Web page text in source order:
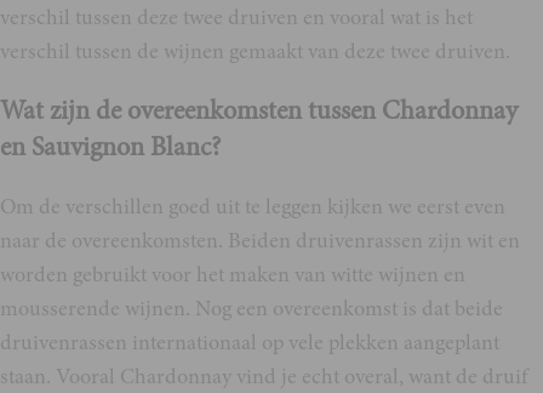
verschil tussen deze twee druiven en vooral wat is het
verschil tussen de wijnen gemaakt van deze twee druiven.
Wat zijn de overeenkomsten tussen Chardonnay
en Sauvignon Blanc?
Om de verschillen goed uit te leggen kijken we eerst even
naar de overeenkomsten. Beiden druivenrassen zijn wit en
worden gebruikt voor het maken van witte wijnen en
mousserende wijnen. Nog een overeenkomst is dat beide
druivenrassen internationaal op vele plekken aangeplant
staan. Vooral Chardonnay vind je echt overal, want de druif